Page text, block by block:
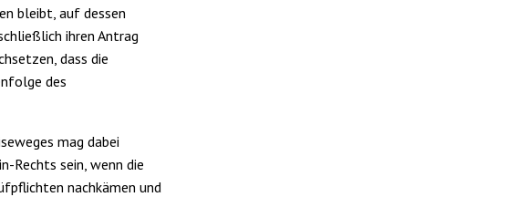
bleibt, auf dessen
ihren Antrag
dass die
des
mag dabei
Rechts sein, wenn die
nachkämen und